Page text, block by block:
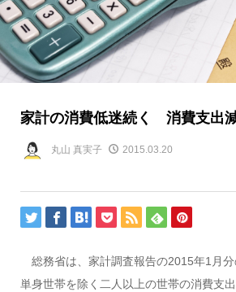
家計の消費低迷続く 消費支出
丸山 真実子 2015.03.20
総務省は、家計調査報告の2015年1月分
単身世帯を除く二人以上の世帯の消費支